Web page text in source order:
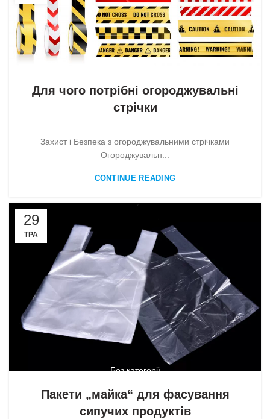
Для чого потрібні огороджувальні
стрічки
Захист і Безпека з огороджувальними стрічками
Огороджувальн...
CONTINUE READING
29
ТРА
Без категорії
Пакети „майка“ для фасування
сипучих продуктів